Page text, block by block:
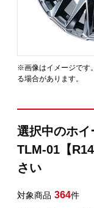
※画像はイメージです
る場合があります。
選択中のホ
TLM-01【
さい
対象商品 364件